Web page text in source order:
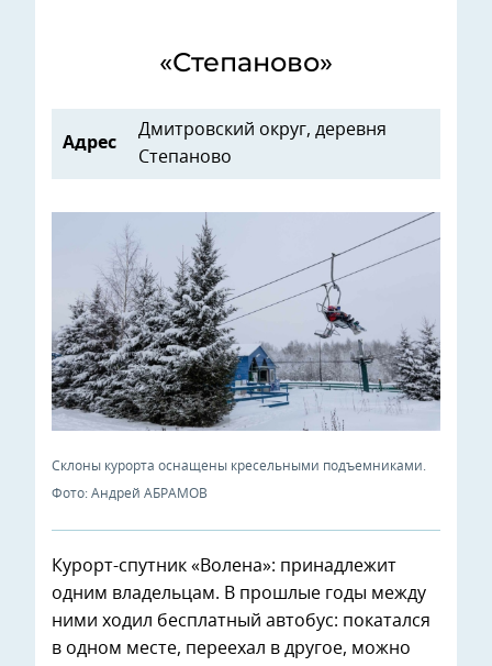
«Степаново»
Адрес
Дмитровский округ, деревня
Степаново
Склоны курорта оснащены кресельными подъемниками.
Фото: Андрей АБРАМОВ
Курорт-спутник «Волена»: принадлежит
одним владельцам. В прошлые годы между
ними ходил бесплатный автобус: покатался
в одном месте, переехал в другое, можно